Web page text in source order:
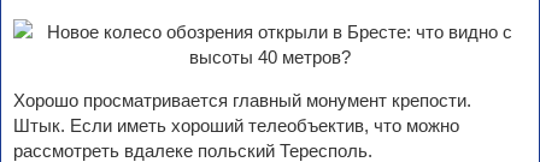
Хорошо просматривается главный монумент крепости.
Штык. Если иметь хороший телеобъектив, что можно
рассмотреть вдалеке польский Тересполь.